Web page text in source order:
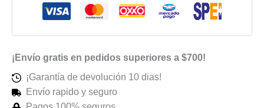
¡Envío gratis en pedidos superiores a $700!
¡Garantía de devolución 10 dias!
Envío rapido y seguro